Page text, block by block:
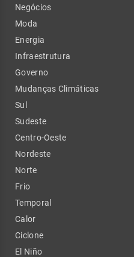
Negócios
Moda
Energia
Infraestrutura
Governo
Mudanças Climáticas
Sul
Sudeste
Centro-Oeste
Nordeste
Norte
Frio
Temporal
Calor
Ciclone
El Niño